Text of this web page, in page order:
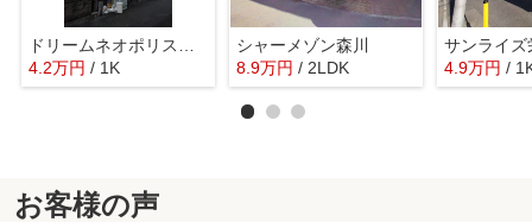
4.2万円 / 1K
シャーメゾン森川
8.9万円 / 2LDK
サンライズ
4.9万円 /
お客様の声